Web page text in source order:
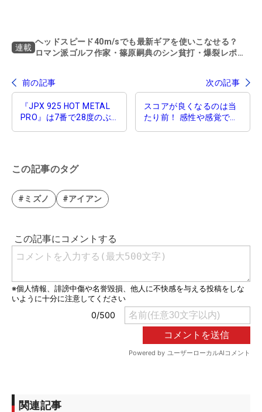
連載
ヘッドスピード40m/sでも最新ギアを使いこなせる？
ロマン派ゴルフ作家・篠原嗣典のシン貧打・爆裂レポー
前の記事
次の記事
『JPX 925 HOT METAL
PRO』は7番で28度のぶ
スコアが良くなるのは当
たり前！ 感性や感覚でも
この記事のタグ
#ミズノ #アイアン
関連記事